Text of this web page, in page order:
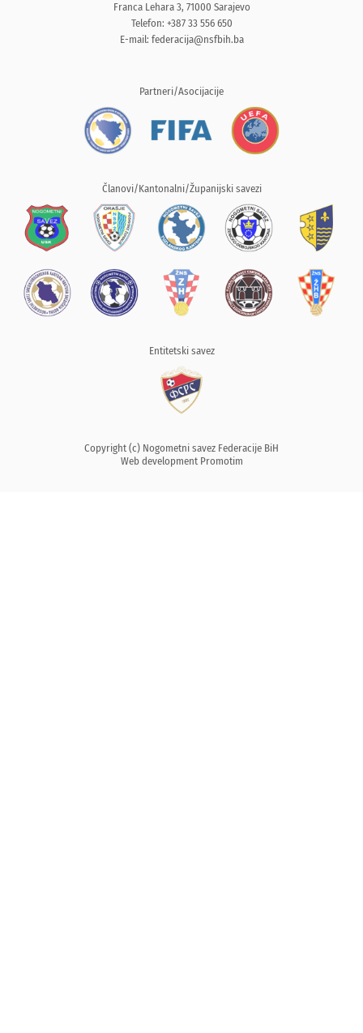
Franca Lehara 3, 71000 Sarajevo
Telefon: +387 33 556 650
E-mail: federacija@nsfbih.ba
Partneri/Asocijacije
Članovi/Kantonalni/Županijski savezi
Entitetski savez
Copyright (c) Nogometni savez Federacije BiH
Web development Promotim